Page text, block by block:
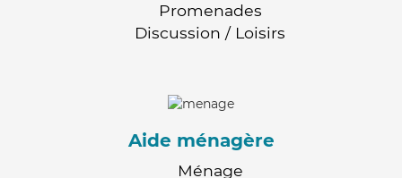
Promenades
Discussion / Loisirs
Aide ménagère
Ménage